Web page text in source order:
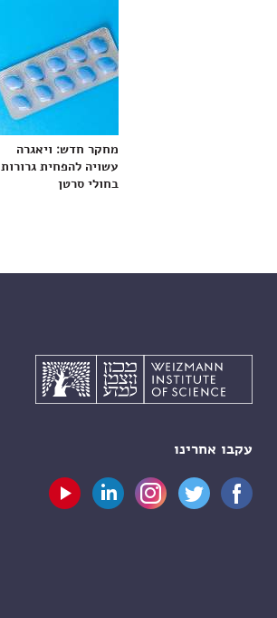
מחקר חדש: ויאגרה
עשויה להפחית גרורות
בחולי סרטן
עקבו אחרינו